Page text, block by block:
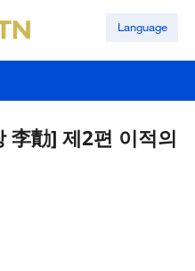
Language
李勣] 제2편 이적의